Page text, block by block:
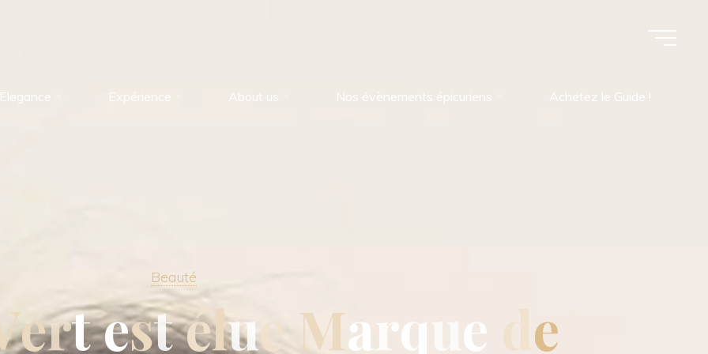
Elegance Expérience About us Nos évènements épicuriens Achetez le Guide !
Beauté
ertestélue Marq e
e